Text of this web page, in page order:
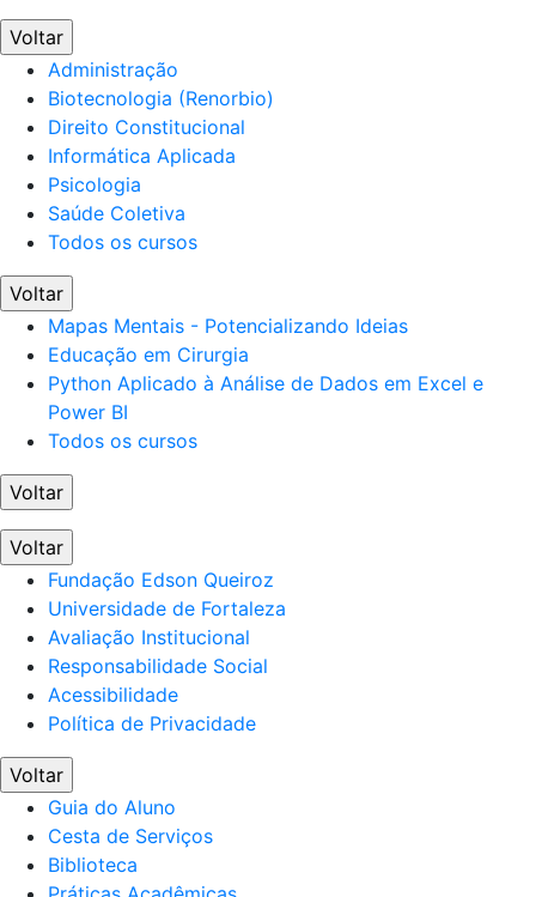
Voltar
Administração
Biotecnologia (Renorbio)
Direito Constitucional
Informática Aplicada
Psicologia
Saúde Coletiva
Todos os cursos
Voltar
Mapas Mentais - Potencializando Ideias
Educação em Cirurgia
Python Aplicado à Análise de Dados em Excel e
Power BI
Todos os cursos
Voltar
Voltar
Fundação Edson Queiroz
Universidade de Fortaleza
Avaliação Institucional
Responsabilidade Social
Acessibilidade
Política de Privacidade
Voltar
Guia do Aluno
Cesta de Serviços
Biblioteca